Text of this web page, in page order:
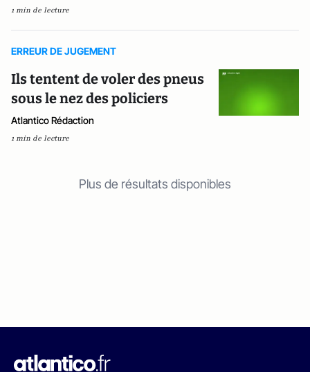
1 min de lecture
ERREUR DE JUGEMENT
Ils tentent de voler des pneus
sous le nez des policiers
Atlantico Rédaction
1 min de lecture
Plus de résultats disponibles